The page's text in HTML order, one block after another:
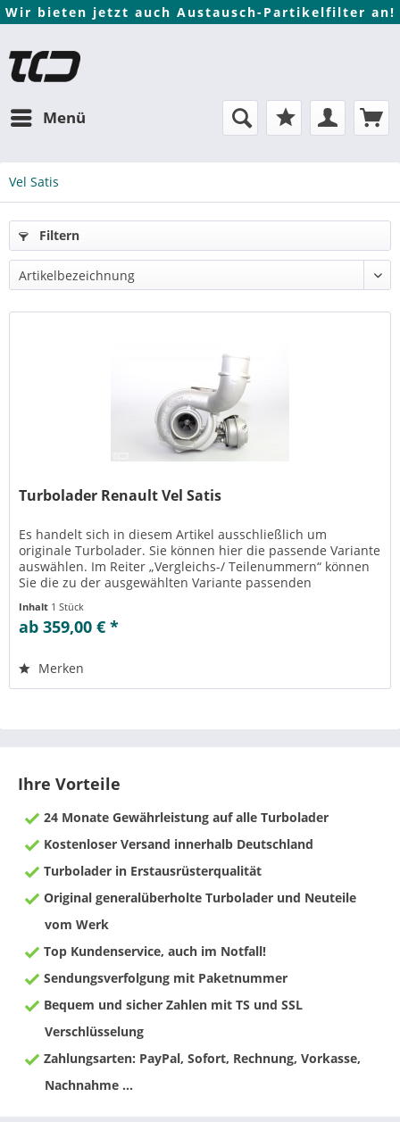
Wir bieten jetzt auch Austausch-Partikelfilter an!
Menü
Vel Satis
Filtern
Turbolader Renault Vel Satis
Es handelt sich in diesem Artikel ausschließlich um
originale Turbolader. Sie können hier die passende Variante
auswählen. Im Reiter „Vergleichs-/ Teilenummern“ können
Sie die zu der ausgewählten Variante passenden
Inhalt 1 Stück
ab 359,00 € *
Merken
Ihre Vorteile
24 Monate Gewährleistung auf alle Turbolader
Kostenloser Versand innerhalb Deutschland
Turbolader in Erstausrüsterqualität
Original generalüberholte Turbolader und Neuteile
vom Werk
Top Kundenservice, auch im Notfall!
Sendungsverfolgung mit Paketnummer
Bequem und sicher Zahlen mit TS und SSL
Verschlüsselung
Zahlungsarten: PayPal, Sofort, Rechnung, Vorkasse,
Nachnahme ...